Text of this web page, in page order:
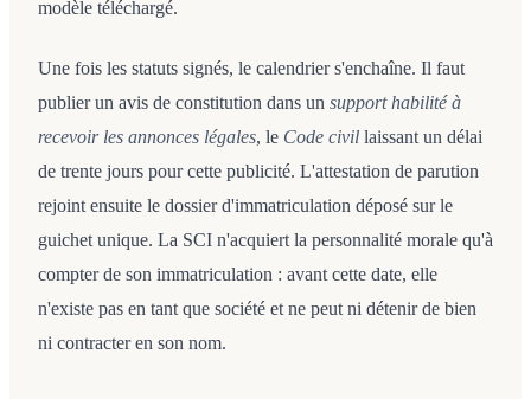
modèle téléchargé.
Une fois les statuts signés, le calendrier s'enchaîne. Il faut
publier un avis de constitution dans un support habilité à
recevoir les annonces légales, le Code civil laissant un délai
de trente jours pour cette publicité. L'attestation de parution
rejoint ensuite le dossier d'immatriculation déposé sur le
guichet unique. La SCI n'acquiert la personnalité morale qu'à
compter de son immatriculation : avant cette date, elle
n'existe pas en tant que société et ne peut ni détenir de bien
ni contracter en son nom.